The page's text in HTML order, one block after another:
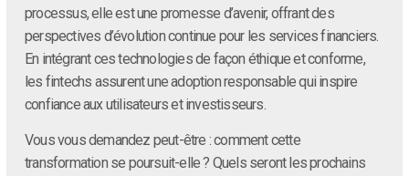
processus, elle est une promesse d’avenir, offrant des
perspectives d’évolution continue pour les services financiers.
En intégrant ces technologies de façon éthique et conforme,
les fintechs assurent une adoption responsable qui inspire
confiance aux utilisateurs et investisseurs.
Vous vous demandez peut-être : comment cette
transformation se poursuit-elle ? Quels seront les prochains